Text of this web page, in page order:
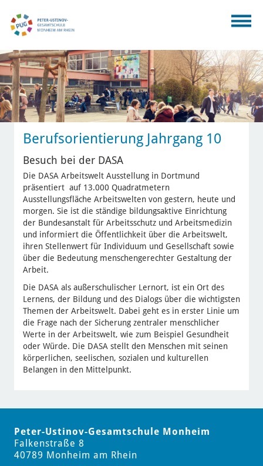
Berufsorientierung Jahrgang 10
Besuch bei der DASA
Die DASA Arbeitswelt Ausstellung in Dortmund
präsentiert auf 13.000 Quadratmetern
Ausstellungsfläche Arbeitswelten von gestern, heute und
morgen. Sie ist die ständige bildungsaktive Einrichtung
der Bundesanstalt für Arbeitsschutz und Arbeitsmedizin
und informiert die Öffentlichkeit über die Arbeitswelt,
ihren Stellenwert für Individuum und Gesellschaft sowie
über die Bedeutung menschengerechter Gestaltung der
Arbeit.
Die DASA als außerschulischer Lernort, ist ein Ort des
Lernens, der Bildung und des Dialogs über die wichtigsten
Themen der Arbeitswelt. Dabei geht es in erster Linie um
die Frage nach der Sicherung zentraler menschlicher
Werte in der Arbeitswelt, wie zum Beispiel Gesundheit
oder Würde. Die DASA stellt den Menschen mit seinen
körperlichen, seelischen, sozialen und kulturellen
Belangen in den Mittelpunkt.
Peter-Ustinov-Gesamtschule Monheim
Falkenstraße 8
40789 Monheim am Rhein